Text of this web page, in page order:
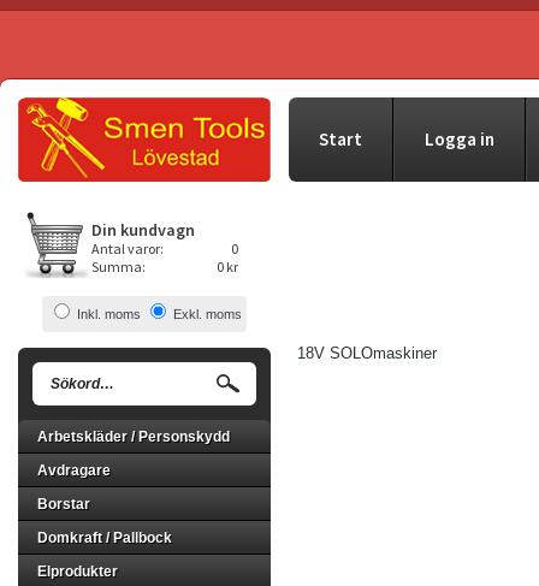
Start Logga in
Din kundvagn
Antal varor:
0
Summa:
0 kr
Inkl. moms Exkl. moms
Arbetskläder / Personskydd
Avdragare
Borstar
Domkraft / Pallbock
Elprodukter
18V SOLOmaskiner